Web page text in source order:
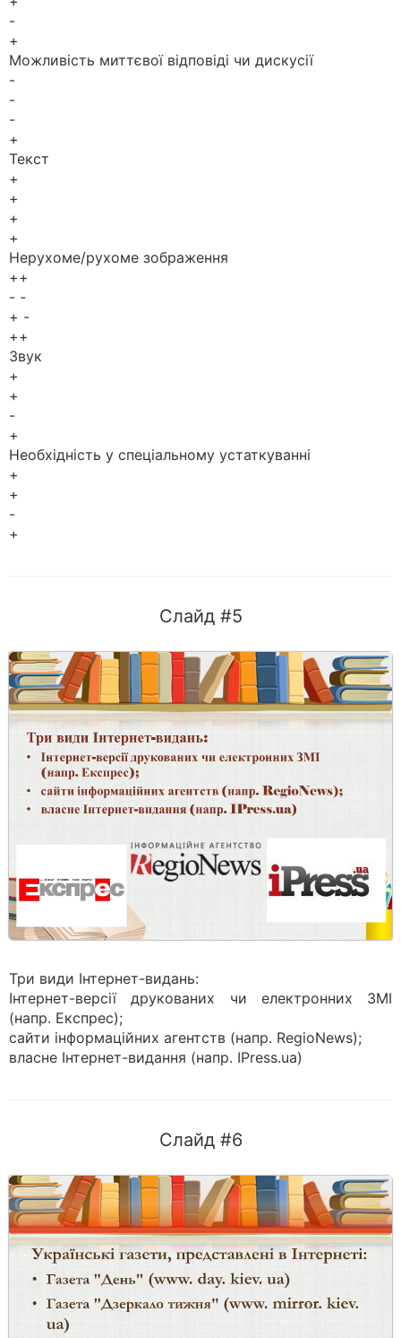
-
+
Можливість миттєвої відповіді чи дискусії
-
-
-
+
Текст
+
+
+
+
Нерухоме/рухоме зображення
++
- -
+ -
++
Звук
+
+
-
+
Необхідність у спеціальному устаткуванні
+
+
-
+
Слайд #5
Три види Інтернет-видань:
Інтернет-версії друкованих чи електронних ЗМІ
(напр. Експрес);
сайти інформаційних агентств (напр. RegioNews);
власне Інтернет-видання (напр. IPress.ua)
Слайд #6